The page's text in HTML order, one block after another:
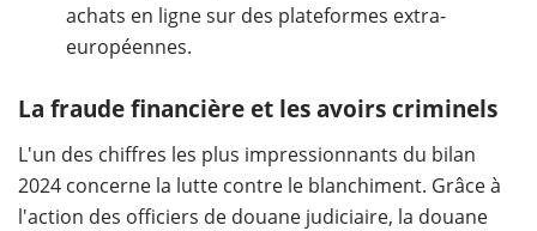
achats en ligne sur des plateformes extra-
européennes.
La fraude financière et les avoirs criminels
L'un des chiffres les plus impressionnants du bilan
2024 concerne la lutte contre le blanchiment. Grâce à
l'action des officiers de douane judiciaire, la douane